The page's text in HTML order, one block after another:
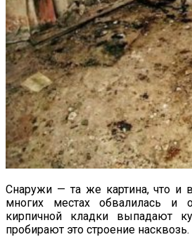
Снаружи — та же картина, что и
многих местах обвалилась и
кирпичной кладки выпадают
пробирают это строение насквозь.